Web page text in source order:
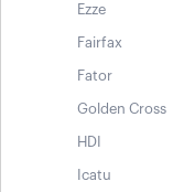
Ezze
Fairfax
Fator
Golden Cross
HDI
Icatu